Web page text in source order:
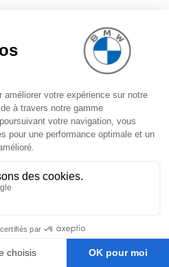
BMW
avec pompe
BMW
BMW